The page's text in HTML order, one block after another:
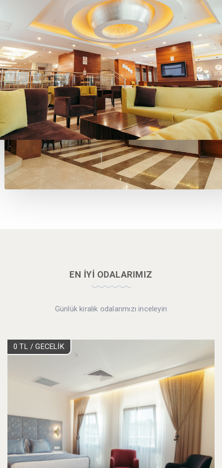
EN İYİ ODALARIMIZ
Günlük kiralık odalarımızı inceleyin
0 TL / GECELİK